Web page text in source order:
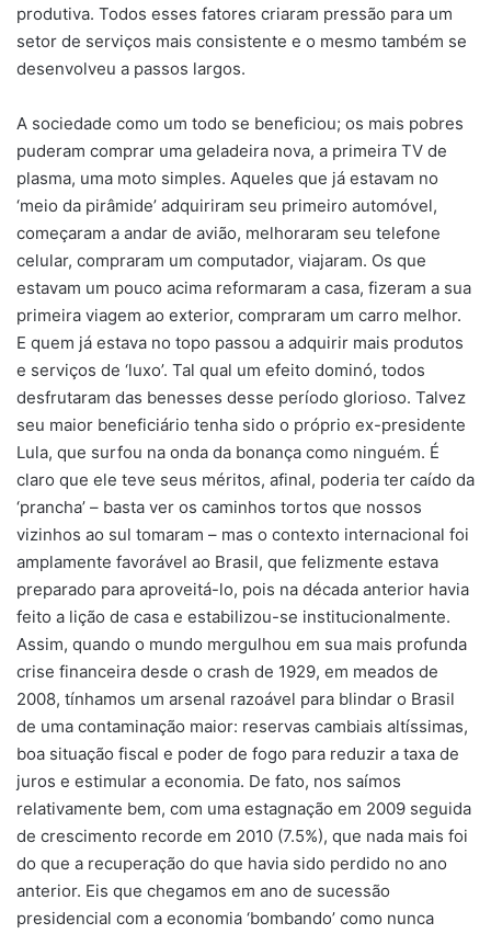
produtiva. Todos esses fatores criaram pressão para um
setor de serviços mais consistente e o mesmo também se
desenvolveu a passos largos.
A sociedade como um todo se beneficiou; os mais pobres
puderam comprar uma geladeira nova, a primeira TV de
plasma, uma moto simples. Aqueles que já estavam no
‘meio da pirâmide’ adquiriram seu primeiro automóvel,
começaram a andar de avião, melhoraram seu telefone
celular, compraram um computador, viajaram. Os que
estavam um pouco acima reformaram a casa, fizeram a sua
primeira viagem ao exterior, compraram um carro melhor.
E quem já estava no topo passou a adquirir mais produtos
e serviços de ‘luxo’. Tal qual um efeito dominó, todos
desfrutaram das benesses desse período glorioso. Talvez
seu maior beneficiário tenha sido o próprio ex-presidente
Lula, que surfou na onda da bonança como ninguém. É
claro que ele teve seus méritos, afinal, poderia ter caído da
‘prancha’ – basta ver os caminhos tortos que nossos
vizinhos ao sul tomaram – mas o contexto internacional foi
amplamente favorável ao Brasil, que felizmente estava
preparado para aproveitá-lo, pois na década anterior havia
feito a lição de casa e estabilizou-se institucionalmente.
Assim, quando o mundo mergulhou em sua mais profunda
crise financeira desde o crash de 1929, em meados de
2008, tínhamos um arsenal razoável para blindar o Brasil
de uma contaminação maior: reservas cambiais altíssimas,
boa situação fiscal e poder de fogo para reduzir a taxa de
juros e estimular a economia. De fato, nos saímos
relativamente bem, com uma estagnação em 2009 seguida
de crescimento recorde em 2010 (7.5%), que nada mais foi
do que a recuperação do que havia sido perdido no ano
anterior. Eis que chegamos em ano de sucessão
presidencial com a economia ‘bombando’ como nunca